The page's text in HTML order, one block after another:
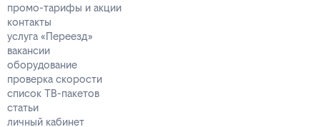
промо-тарифы и акции
контакты
услуга «Переезд»
вакансии
оборудование
проверка скорости
список ТВ-пакетов
статьи
личный кабинет